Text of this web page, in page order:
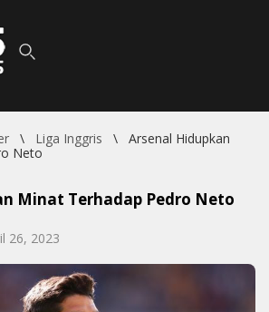
\ Liga Inggris \
Arsenal Hidupkan
Neto
Minat Terhadap Pedro Neto
26, 2023